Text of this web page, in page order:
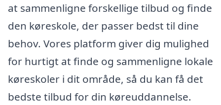
at sammenligne forskellige tilbud og finde
den køreskole, der passer bedst til dine
behov. Vores platform giver dig mulighed
for hurtigt at finde og sammenligne lokale
køreskoler i dit område, så du kan få det
bedste tilbud for din køreuddannelse.